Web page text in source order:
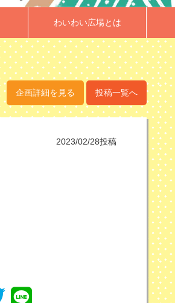
わいわい広場とは
企画詳細を見る 投稿一覧へ
2023/02/28投稿